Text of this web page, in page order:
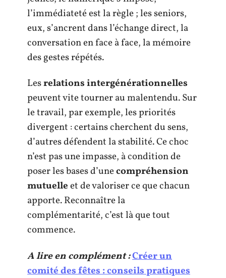
l’immédiateté est la règle ; les seniors,
eux, s’ancrent dans l’échange direct, la
conversation en face à face, la mémoire
des gestes répétés.
Lesrelations intergénérationnelles
peuvent vite tourner au malentendu. Sur
le travail, par exemple, les priorités
divergent : certains cherchent du sens,
d’autres défendent la stabilité. Ce choc
n’est pas une impasse, à condition de
poser les bases d’unecompréhension
mutuelleet de valoriser ce que chacun
apporte. Reconnaître la
complémentarité, c’est là que tout
commence.
A lire en complément :Créer un
comité des fêtes : conseils pratiques